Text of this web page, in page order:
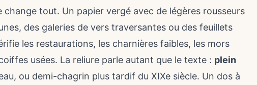
change tout. Un papier vergé avec de légères rousseurs
des galeries de vers traversantes ou des feuillets
les restaurations, les charnières faibles, les mors
usées. La reliure parle autant que le texte : plein
ou demi-chagrin plus tardif du XIXe siècle. Un dos à